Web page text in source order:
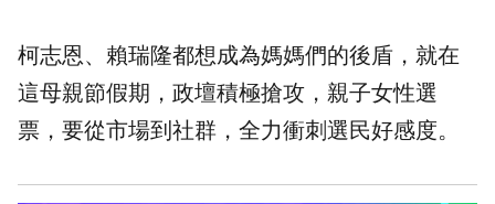
柯志恩、賴瑞隆都想成為媽媽們的後盾，就在
這母親節假期，政壇積極搶攻，親子女性選
票，要從市場到社群，全力衝刺選民好感度。